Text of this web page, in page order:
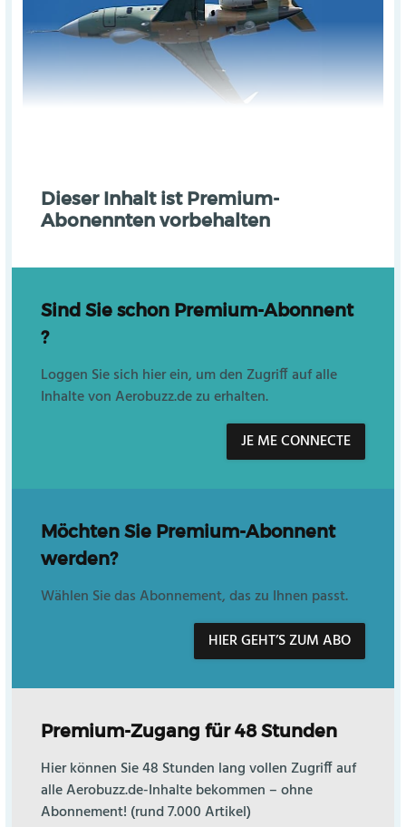
Dieser Inhalt ist Premium-
Abonennten vorbehalten
Sind Sie schon Premium-Abonnent
?
Loggen Sie sich hier ein, um den Zugriff auf alle
Inhalte von Aerobuzz.de zu erhalten.
JE ME CONNECTE
Möchten Sie Premium-Abonnent
werden?
Wählen Sie das Abonnement, das zu Ihnen passt.
HIER GEHT’S ZUM ABO
Premium-Zugang für 48 Stunden
Hier können Sie 48 Stunden lang vollen Zugriff auf
alle Aerobuzz.de-Inhalte bekommen – ohne
Abonnement! (rund 7.000 Artikel)